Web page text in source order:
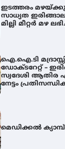
ഐ.ഐ.ടി
ഡോക്ടറേറ്റ് –
സ്വദേശി ആതിര
നേട്ടം
മെഡിക്കൽ ക്യാമ്പ്
സെന്റ് ജോസഫ്സ്
കോമേഴ്‌സ്
തുടക്കമായി